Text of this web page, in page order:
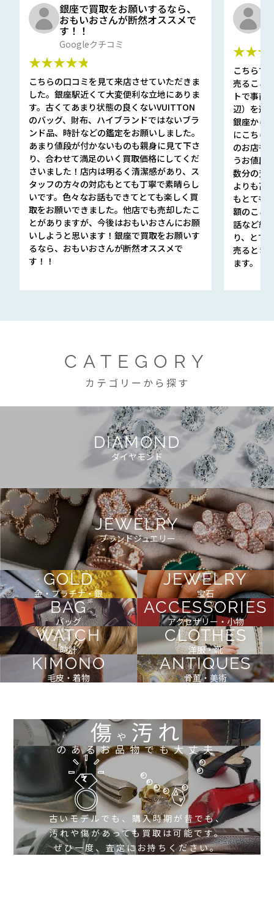
銀座で買取をお願いするなら、
おもいおさんが断然オススメで
す！！
Googleクチコミ
★★★★★
こちらの口コミを見て来店させていただきま
した。銀座駅近くて大変便利な立地にありま
す。古くてあまり状態の良くないVUITTON
のバッグ、財布、ハイブランドではないブラ
ンド品、時計などの鑑定をお願いしました。
あまり値段が付かないものも親身に見て下さ
り、合わせて満足のいく買取価格にしてくだ
さいました！店内は明るく清潔感があり、ス
タッフの方々の対応もとても丁寧で素晴らし
いです。色々なお話もできてとても楽しく買
取をお願いできました。他店でも売却したこ
とがありますが、今後はおもいおさんにお願
いしようと思います！銀座で買取をお願いす
るなら、おもいおさんが断然オススメで
す！！
こちらで
売ること
トで事前
辺）を選
銀座から
にこちら
のお店も
うお値段
数分の査
よりも高
もとても
額のこと
話など細
り、とて
売るとき
ます。
CATEGORY
カテゴリーから探す
DIAMOND
ダイヤモンド
JEWELRY
ブランドジュエリー
GOLD
金・プラチナ・銀
JEWELRY
宝石
BAG
バッグ
ACCESSORIES
アクセサリー・小物
WATCH
時計
CLOTHES
洋服・靴
KIMONO
毛皮・着物
ANTIQUES
骨董・美術
傷や 汚れ
のあるお品物でも大丈夫
古いモデルでも、購入時期が昔でも、
汚れや傷があっても買取は可能です。
ぜひ一度、査定にお持ちください。